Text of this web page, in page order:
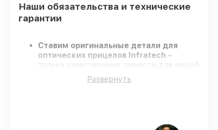
Наши обязательства и технические
гарантии
Ставим оригинальные детали для
оптических прицелов Infratech –
только качественные запчасти для вашей
Опытные специалисты
ремонт оптических прицелов Infratech
Развернуть